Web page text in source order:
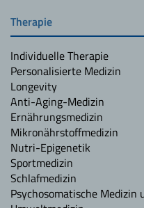
Therapie
Individuelle Therapie
Personalisierte Medizin
Longevity
Anti-Aging-Medizin
Ernährungsmedizin
Mikronährstoffmedizin
Nutri-Epigenetik
Sportmedizin
Schlafmedizin
Psychosomatische Medizin